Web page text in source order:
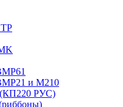
и M210
(КП220 РУС)